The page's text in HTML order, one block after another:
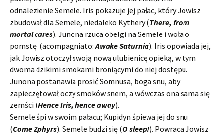
odnalezienie Semele. Iris pokazuje jej pałac, który Jowisz
zbudował dla Semele, niedaleko Kythery (There, from
mortal cares). Junona rzuca obelgi na Semele i woła o
pomstę. (acompagniato:Awake Saturnia). Iris opowiada jej,
jak Jowisz otoczył swoją nową ulubienicę opieką, w tym
dwoma dzikimi smokami broniącymi do niej dostępu.
Junona postanawia prosić Somnusa, boga snu, aby
zapieczętował oczy smoków snem, a wówczas ona sama się
zemści (Hence Iris, hence away).
Semele śpi w swoim pałacu; Kupidyn śpiewa jej do snu
(Come Zphyrs). Semele budzi się (O sleep!). Powraca Jowisz